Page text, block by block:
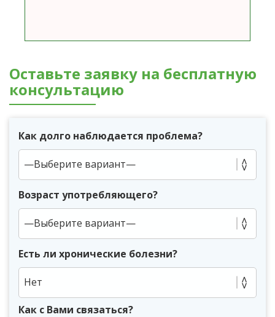
Оставьте заявку на бесплатную
консультацию
Как долго наблюдается проблема?
Возраст употребляющего?
Есть ли хронические болезни?
Нет
Как с Вами связаться?